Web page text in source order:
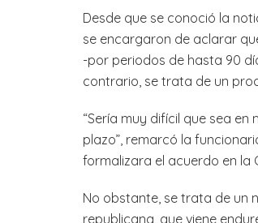
Desde que se conoció la
se encargaron de aclarar
-por periodos de hasta 90
contrario, se trata de un
“Sería muy difícil que sea
plazo”, remarcó la
formalizara el acuerdo en la
No obstante, se trata de un
republicana, que viene